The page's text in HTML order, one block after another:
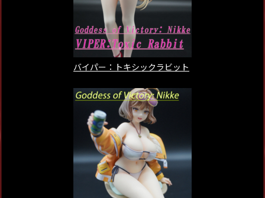
バイパー：トキシックラビット